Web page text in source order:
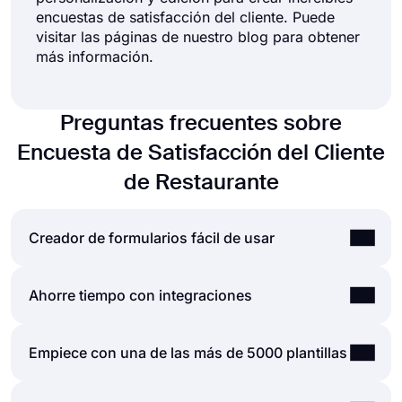
encuestas de satisfacción del cliente. Puede
visitar las páginas de nuestro blog para obtener
más información.
Preguntas frecuentes sobre
Encuesta de Satisfacción del Cliente
de Restaurante
Creador de formularios fácil de usar
Crear formularios y encuestas en línea es mucho
formularios o encuestas y personalizar sus
Ahorre tiempo con integraciones
Los formularios y encuestas que se crean en
Empiece con una de las más de 5000 plantillas